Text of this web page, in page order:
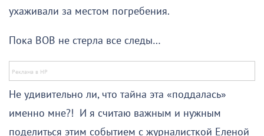
ухаживали за местом погребения.
Пока ВОВ не стерла все следы…
Не удивительно ли, что тайна эта «поддалась»
именно мне?! И я считаю важным и нужным
поделиться этим событием с журналисткой Еленой